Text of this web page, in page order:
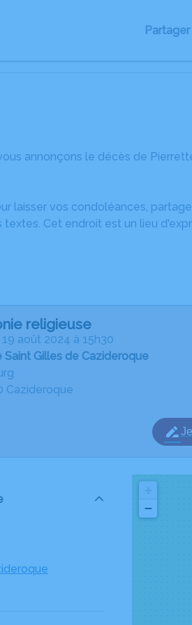
Partager
annonçons le décès de
laisser vos condoléances,
Cet endroit est un lieu
religieuse
19 août 2024 à 15h30
Saint Gilles de Cazideroque
Cazideroque
−